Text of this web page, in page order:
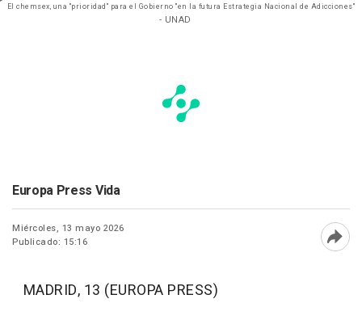
El chemsex, una "prioridad" para el Gobierno "en la futura Estrategia Nacional de Adicciones"
- UNAD
Europa Press Vida
Miércoles, 13 mayo 2026
Publicado: 15:16
MADRID, 13 (EUROPA PRESS)